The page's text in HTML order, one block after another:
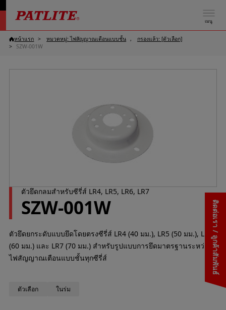
เมนู
ติดต่อเรา / ลูกค้าสัมพันธ์
หน้าแรก หมวดหมู่: ไฟสัญญาณเตือนแบบชั้น
กรองแล้ว: [ตัวเลือก]
SZW-001W
ตัวยึดกลมสำหรับซีรี่ส์ LR4, LR5, LR6, LR7
SZW-001W
ตัวยึดยกระดับแบบยึดโดยตรงซีรี่ส์ LR4 (40 มม.), LR5 (50 มม.), LR6
(60 มม.) และ LR7 (70 มม.) สำหรับรูปแบบการยึดมาตรฐานระหว่าง
ไฟสัญญาณเตือนแบบชั้นทุกซีรี่ส์
ตัวเลือก ในร่ม